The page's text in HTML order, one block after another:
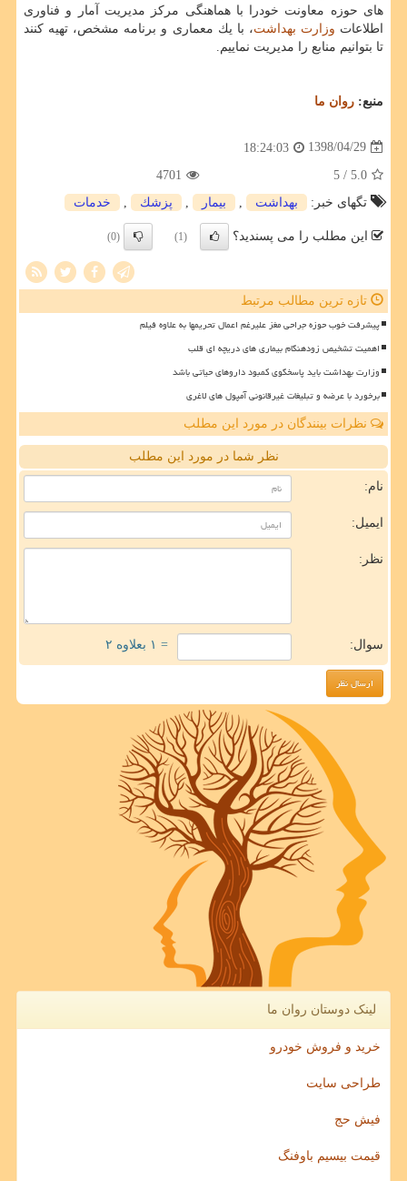
های حوزه معاونت خودرا با هماهنگی مركز مدیریت آمار و فناوری
اطلاعات وزارت بهداشت، با یك معماری و برنامه مشخص، تهیه كنند
تا بتوانیم منابع را مدیریت نماییم.
منبع: روان ما
1398/04/29
18:24:03
5.0
/ 5
4701
تگهای خبر:
بهداشت بیمار پزشك خدمات
این مطلب را می پسندید؟ (1)
(0)
تازه ترین مطالب مرتبط
پیشرفت خوب حوزه جراحی مغز علیرغم اعمال تحریمها به علاوه فیلم
اهمیت تشخیص زودهنگام بیماری های دریچه ای قلب
وزارت بهداشت باید پاسخگوی کمبود داروهای حیاتی باشد
برخورد با عرضه و تبلیغات غیرقانونی آمپول های لاغری
نظرات بینندگان در مورد این مطلب
نظر شما در مورد این مطلب
نام:
ایمیل:
نظر:
سوال: = ۱ بعلاوه ۲
لینک دوستان روان ما
خرید و فروش خودرو
طراحی سایت
فیش حج
قیمت بیسیم باوفنگ